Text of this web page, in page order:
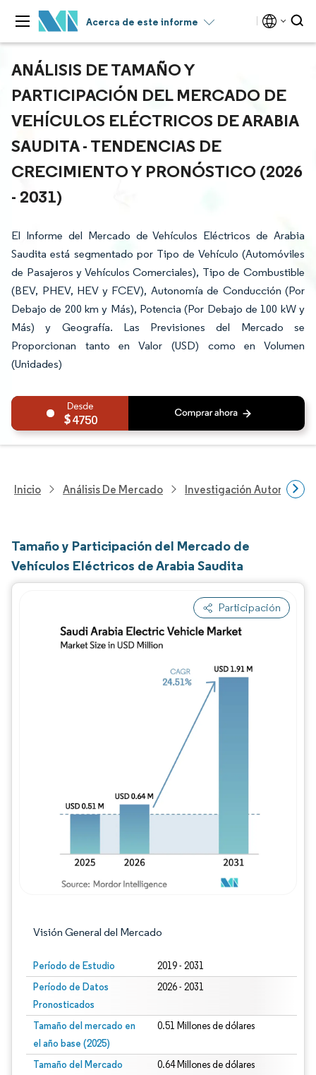
Acerca de este informe
ANÁLISIS DE TAMAÑO Y
PARTICIPACIÓN DEL MERCADO DE
VEHÍCULOS ELÉCTRICOS DE ARABIA
SAUDITA - TENDENCIAS DE
CRECIMIENTO Y PRONÓSTICO (2026
- 2031)
El Informe del Mercado de Vehículos Eléctricos de Arabia
Saudita está segmentado por Tipo de Vehículo (Automóviles
de Pasajeros y Vehículos Comerciales), Tipo de Combustible
(BEV, PHEV, HEV y FCEV), Autonomía de Conducción (Por
Debajo de 200 km y Más), Potencia (Por Debajo de 100 kW y
Más) y Geografía. Las Previsiones del Mercado se
Proporcionan tanto en Valor (USD) como en Volumen
(Unidades)
4750
Inicio Análisis De Mercado Investigación Automotriz
Tamaño y Participación del Mercado de
Vehículos Eléctricos de Arabia Saudita
Participación
Visión General del Mercado
Período de Estudio 2019 - 2031
Período de Datos
Pronosticados
2026 - 2031
Tamaño del mercado en
el año base (2025)
0.51 Millones de dólares
Tamaño del Mercado
0.64 Millones de dólares
Imagen © Mordor Intelligence. El uso